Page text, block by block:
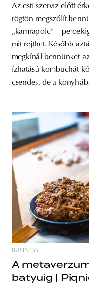
Az esti szerviz előtt
rögtön megszólít
„kamrapolc” –
mit rejthet. Később
megkínál bennünket
ízhatású kombuchát
csendes, de a
BUSINESS
A
batyuig |